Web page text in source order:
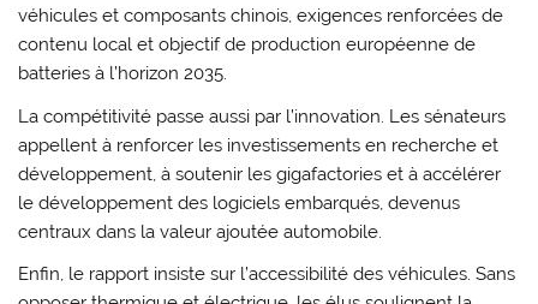
véhicules et composants chinois, exigences renforcées de
contenu local et objectif de production européenne de
batteries à l’horizon 2035.
La compétitivité passe aussi par l’innovation. Les sénateurs
appellent à renforcer les investissements en recherche et
développement, à soutenir les gigafactories et à accélérer
le développement des logiciels embarqués, devenus
centraux dans la valeur ajoutée automobile.
Enfin, le rapport insiste sur l’accessibilité des véhicules. Sans